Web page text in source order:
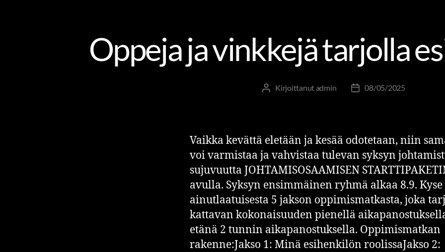
Oppeja ja vinkkejä tarjolla
Kirjoittanutadmin 08/05/2025
Vaikka kevättä eletään ja kesää odotetaan, niin
voi varmistaa ja vahvistaa tulevan syksyn
sujuvuutta JOHTAMISOSAAMISEN
avulla. Syksyn ensimmäinen ryhmä alkaa 8.9. Kyse
ainutlaatuisesta 5 jakson oppimismatkasta, joka
kattavan kokonaisuuden pienellä
etänä 2 tunnin aikapanostuksella. Oppimismatkan
rakenne:Jakso 1: Minä esihenkilön roolissaJakso 2: